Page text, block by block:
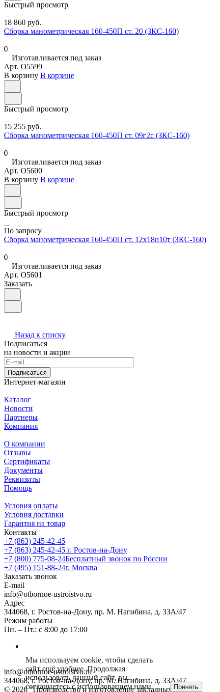
Быстрый просмотр
18 860 руб.
Сборка манометрическая 160-450П ст. 20 (ЗКС-160)
0
Изготавливается под заказ
Арт. O5599
В корзину В корзине
Быстрый просмотр
15 255 руб.
Сборка манометрическая 160-450П ст. 09г2с (ЗКС-160)
0
Изготавливается под заказ
Арт. O5600
В корзину В корзине
Быстрый просмотр
По запросу
Сборка манометрическая 160-450П ст. 12х18н10т (ЗКС-160)
0
Изготавливается под заказ
Арт. O5601
Заказать
Назад к списку
Подписаться
на новости и акции
Подписаться
Интернет-магазин
Каталог
Новости
Партнеры
Компания
О компании
Отзывы
Сертификаты
Документы
Реквизиты
Помощь
Условия оплаты
Условия доставки
Гарантия на товар
Контакты
+7 (863) 245-42-45
+7 (863) 245-42-45 г. Ростов-на-Дону
+7 (800) 775-08-24Бесплатный звонок по России
+7 (495) 151-88-24г. Москва
Заказать звонок
E-mail
info@otbornoe-ustroistvo.ru
Адрес
344068, г. Ростов-на-Дону, пр. М. Нагибина, д. 33А/47
Режим работы
Пн. – Пт.: с 8:00 до 17:00
info@otbornoe-ustroistvo.ru
344068, г. Ростов-на-Дону, пр. М. Нагибина, д. 33А/47
© 2026 "Производство и изготовление закладных
Мы используем cookie, чтобы сделать
сайт ещё удобнее. Продолжая
использовать данный сайт, вы
соглашаетесь с использованием нами
Принять